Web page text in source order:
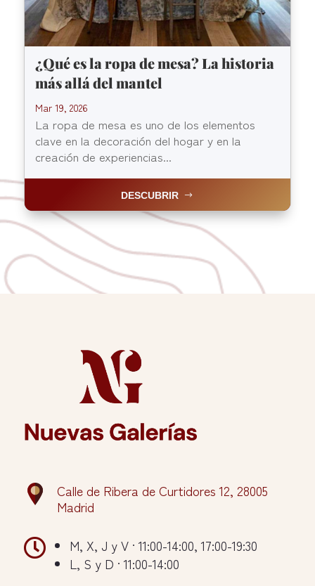
¿Qué es la ropa de mesa? La historia
más allá del mantel
Mar 19, 2026
La ropa de mesa es uno de los elementos
clave en la decoración del hogar y en la
creación de experiencias...
DESCUBRIR
Calle de Ribera de Curtidores 12, 28005
Madrid

M, X, J y V · 11:00-14:00, 17:00-19:30
L, S y D · 11:00-14:00